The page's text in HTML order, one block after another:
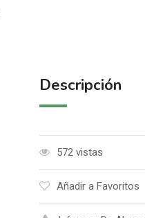
Descripción
572 vistas
Añadir a Favoritos